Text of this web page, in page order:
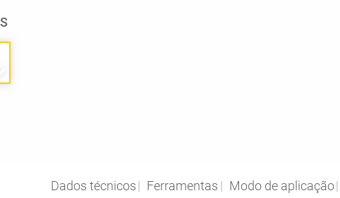
Dados técnicos Ferramentas Modo de aplicação